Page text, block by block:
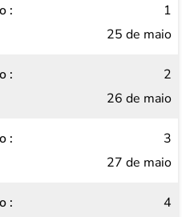
1
25 de maio
2
26 de maio
3
27 de maio
4